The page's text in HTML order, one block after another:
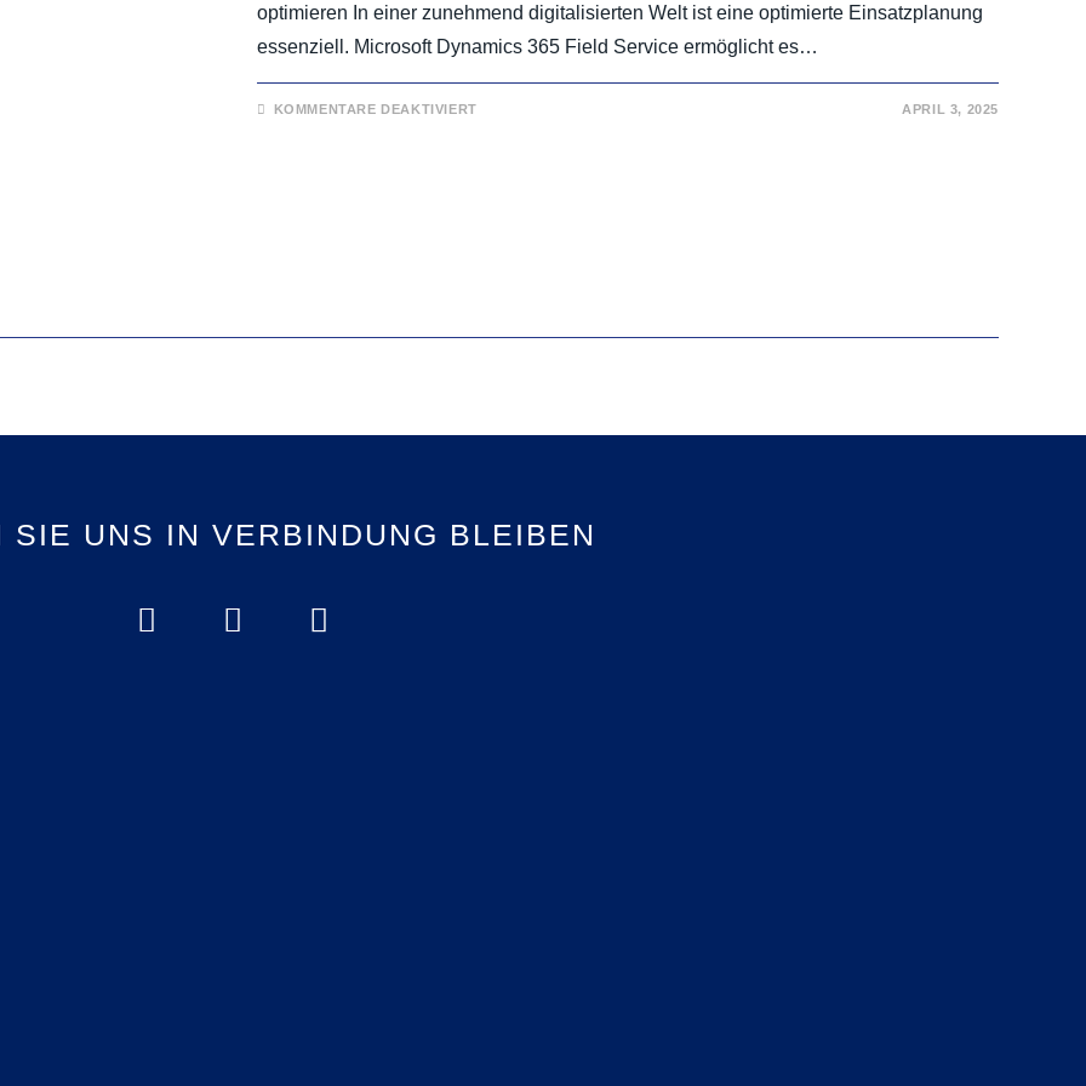
optimieren In einer zunehmend digitalisierten Welt ist eine optimierte Einsatzplanung
essenziell. Microsoft Dynamics 365 Field Service ermöglicht es…
KOMMENTARE DEAKTIVIERT APRIL 3, 2025
SIE UNS IN VERBINDUNG BLEIBEN